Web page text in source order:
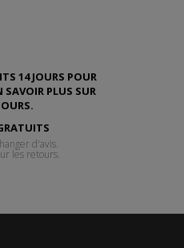
d'avis.
les retours.